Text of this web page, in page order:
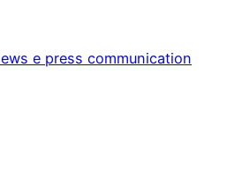
e press communication